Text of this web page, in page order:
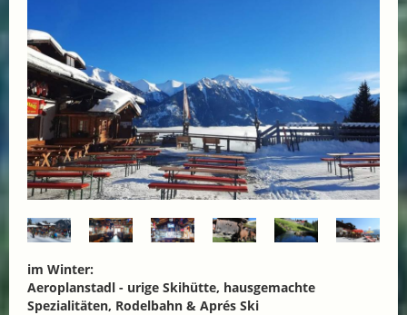
im Winter:
Aeroplanstadl - urige Skihütte, hausgemachte
Spezialitäten, Rodelbahn & Aprés Ski